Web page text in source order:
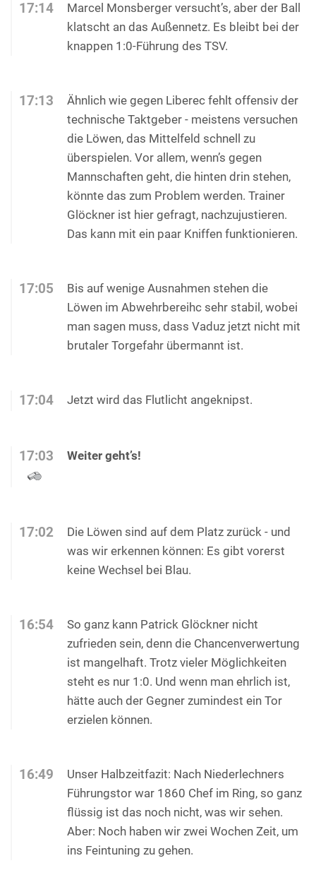
17:14
Marcel Monsberger versucht’s, aber der Ball
klatscht an das Außennetz. Es bleibt bei der
knappen 1:0-Führung des TSV.
17:13
Ähnlich wie gegen Liberec fehlt offensiv der
technische Taktgeber - meistens versuchen
die Löwen, das Mittelfeld schnell zu
überspielen. Vor allem, wenn’s gegen
Mannschaften geht, die hinten drin stehen,
könnte das zum Problem werden. Trainer
Glöckner ist hier gefragt, nachzujustieren.
Das kann mit ein paar Kniffen funktionieren.
17:05
Bis auf wenige Ausnahmen stehen die
Löwen im Abwehrbereihc sehr stabil, wobei
man sagen muss, dass Vaduz jetzt nicht mit
brutaler Torgefahr übermannt ist.
17:04 Jetzt wird das Flutlicht angeknipst.
17:03 Weiter geht’s!
17:02
Die Löwen sind auf dem Platz zurück - und
was wir erkennen können: Es gibt vorerst
keine Wechsel bei Blau.
16:54
So ganz kann Patrick Glöckner nicht
zufrieden sein, denn die Chancenverwertung
ist mangelhaft. Trotz vieler Möglichkeiten
steht es nur 1:0. Und wenn man ehrlich ist,
hätte auch der Gegner zumindest ein Tor
erzielen können.
16:49
Unser Halbzeitfazit: Nach Niederlechners
Führungstor war 1860 Chef im Ring, so ganz
flüssig ist das noch nicht, was wir sehen.
Aber: Noch haben wir zwei Wochen Zeit, um
ins Feintuning zu gehen.